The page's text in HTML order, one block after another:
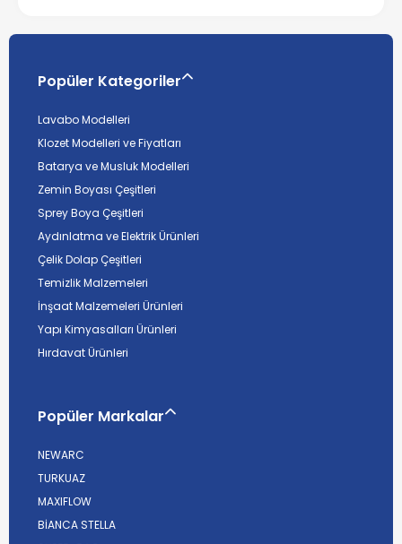
Popüler Kategoriler
Lavabo Modelleri
Klozet Modelleri ve Fiyatları
Batarya ve Musluk Modelleri
Zemin Boyası Çeşitleri
Sprey Boya Çeşitleri
Aydınlatma ve Elektrik Ürünleri
Çelik Dolap Çeşitleri
Temizlik Malzemeleri
İnşaat Malzemeleri Ürünleri
Yapı Kimyasalları Ürünleri
Hırdavat Ürünleri
Popüler Markalar
NEWARC
TURKUAZ
MAXIFLOW
BİANCA STELLA